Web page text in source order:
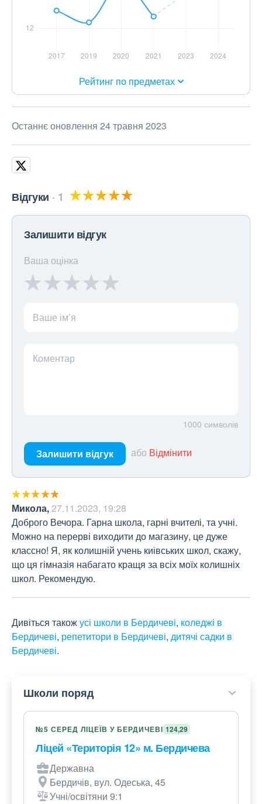
Рейтинг по предметах
Останнє оновлення 24 травня 2023
Відгуки 1
Залишити відгук
Ваша оцінка
Ваше ім’я
Коментар
1000 символів
Залишити відгук або Відмінити
Микола,27.11.2023, 19:28
Доброго Вечора. Гарна школа, гарні вчителі, та учні.
Можно на перерві виходити до магазину, це дуже
классно! Я, як колишній учень киівських школ, скажу,
що ця гімназія набагато кращя за всіх моїх колишніх
школ. Рекомендую.
Дивіться такожусі школи в Бердичеві, коледжі в
Бердичеві, репетитори в Бердичеві, дитячі садки в
Бердичеві.
Школи поряд
№5 СЕРЕД ЛІЦЕЇВ У БЕРДИЧЕВІ 124,29
Ліцей «Територія 12» м. Бердичева
Державна
Бердичів, вул. Одеська, 45
Учні/освітяни 9:1